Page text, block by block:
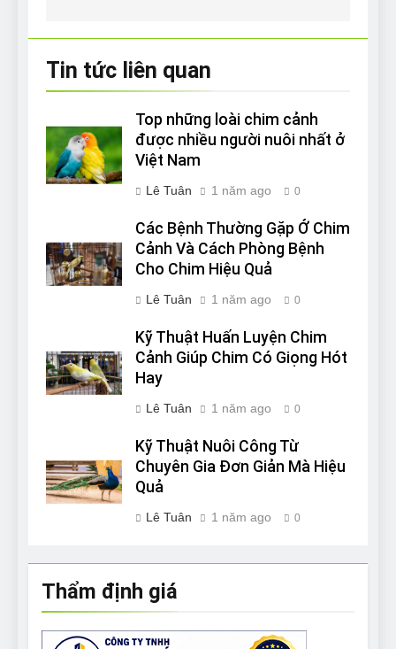
Tin tức liên quan
Top những loài chim cảnh
được nhiều người nuôi nhất ở
Việt Nam
Lê Tuân 1 năm ago 0
Các Bệnh Thường Gặp Ở Chim
Cảnh Và Cách Phòng Bệnh
Cho Chim Hiệu Quả
Lê Tuân 1 năm ago 0
Kỹ Thuật Huấn Luyện Chim
Cảnh Giúp Chim Có Giọng Hót
Hay
Lê Tuân 1 năm ago 0
Kỹ Thuật Nuôi Công Từ
Chuyên Gia Đơn Giản Mà Hiệu
Quả
Lê Tuân 1 năm ago 0
Thẩm định giá